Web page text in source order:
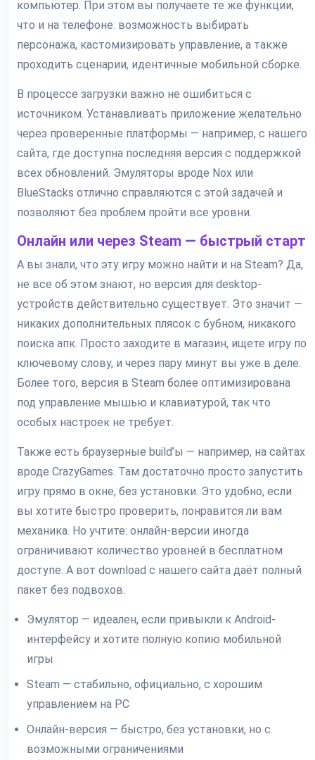
компьютер. При этом вы получаете те же функции,
что и на телефоне: возможность выбирать
персонажа, кастомизировать управление, а также
проходить сценарии, идентичные мобильной сборке.
В процессе загрузки важно не ошибиться с
источником. Устанавливать приложение желательно
через проверенные платформы — например, с нашего
сайта, где доступна последняя версия с поддержкой
всех обновлений. Эмуляторы вроде Nox или
BlueStacks отлично справляются с этой задачей и
позволяют без проблем пройти все уровни.
Онлайн или через Steam — быстрый старт
А вы знали, что эту игру можно найти и на Steam? Да,
не все об этом знают, но версия для desktop-
устройств действительно существует. Это значит —
никаких дополнительных плясок с бубном, никакого
поиска апк. Просто заходите в магазин, ищете игру по
ключевому слову, и через пару минут вы уже в деле.
Более того, версия в Steam более оптимизирована
под управление мышью и клавиатурой, так что
особых настроек не требует.
Также есть браузерные build’ы — например, на сайтах
вроде CrazyGames. Там достаточно просто запустить
игру прямо в окне, без установки. Это удобно, если
вы хотите быстро проверить, понравится ли вам
механика. Но учтите: онлайн-версии иногда
ограничивают количество уровней в бесплатном
доступе. А вот download с нашего сайта даёт полный
пакет без подвохов.
Эмулятор — идеален, если привыкли к Android-
интерфейсу и хотите полную копию мобильной
игры
Steam — стабильно, официально, с хорошим
управлением на PC
Онлайн-версия — быстро, без установки, но с
возможными ограничениями